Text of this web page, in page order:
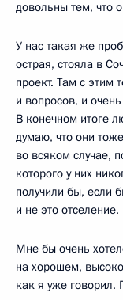
довольны тем, что
У нас такая же
острая, стояла в
проект. Там с этим
и вопросов, и
В конечном итоге
думаю, что они
во всяком случае,
которого у них
получили бы, если
и не это отселение.
Мне бы очень
на хорошем,
как я уже говорил.